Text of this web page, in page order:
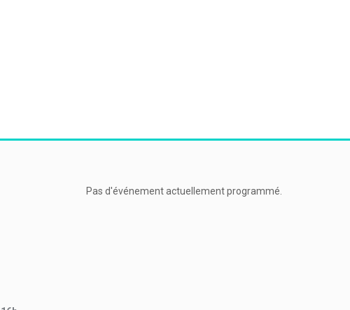
Pas d'événement actuellement programmé.